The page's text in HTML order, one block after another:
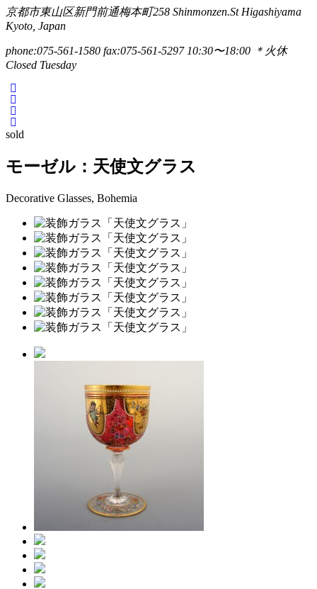
京都市東山区新門前通梅本町258 Shinmonzen.St Higashiyama
Kyoto, Japan
phone:075-561-1580 fax:075-561-5297 10:30〜18:00 ＊火休
Closed Tuesday
sold
モーゼル：天使文グラス
Decorative Glasses, Bohemia